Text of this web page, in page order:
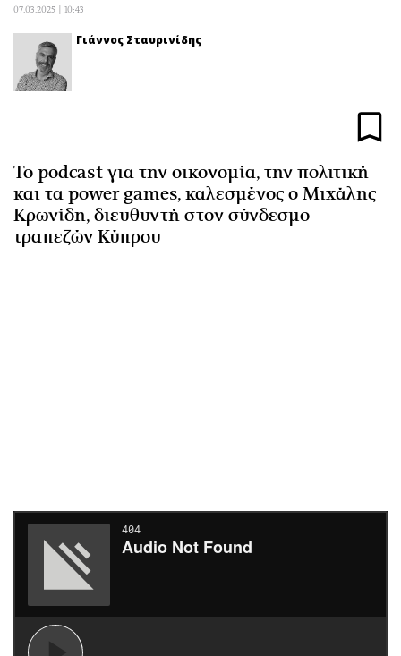
Αθλητισμός
Κύπρος
Ελλάδα
Διεθνή
Οικονομία
Real Estate
Επιχειρήσεις
Αγορές
Πολιτισμός
Σινεμά
Θέατρο-Χορός
Μουσική
Εικαστικά
Βιβλίο
Πολιτική
Οικονομία
Γενικά
Εκπομπές
Προσφορές
07.03.2025 | 10:43
Γιάννος Σταυρινίδης
Το podcast για την οικονομία, την πολιτική
και τα power games, καλεσμένος ο Μιχάλης
Κρωνίδη, διευθυντή στον σύνδεσμο
τραπεζών Κύπρου